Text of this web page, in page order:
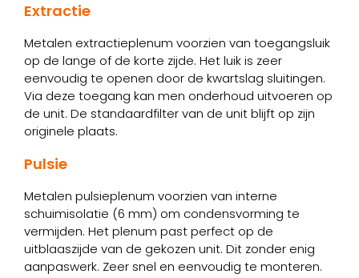
Extractie
Metalen extractieplenum voorzien van toegangsluik
op de lange of de korte zijde. Het luik is zeer
eenvoudig te openen door de kwartslag sluitingen.
Via deze toegang kan men onderhoud uitvoeren op
de unit. De standaardfilter van de unit blijft op zijn
originele plaats.
Pulsie
Metalen pulsieplenum voorzien van interne
schuimisolatie (6 mm) om condensvorming te
vermijden. Het plenum past perfect op de
uitblaaszijde van de gekozen unit. Dit zonder enig
aanpaswerk. Zeer snel en eenvoudig te monteren.